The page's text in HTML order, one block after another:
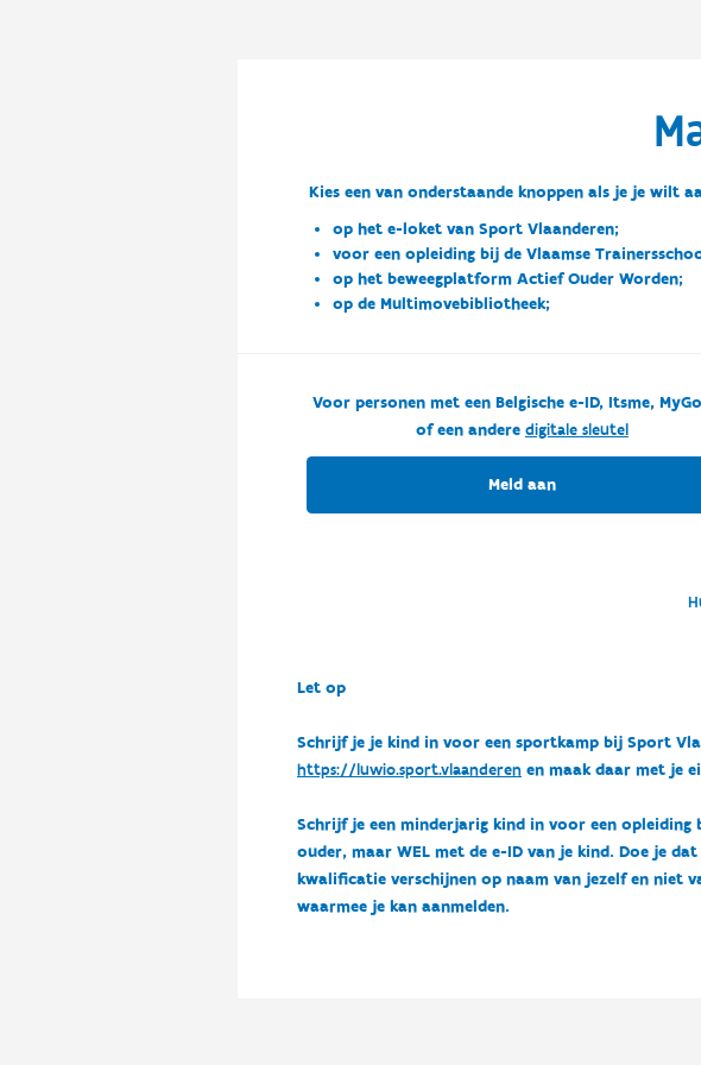
Kies een van onderstaande knoppen als je je wilt
op het e-loket van Sport Vlaanderen;
voor een opleiding bij de Vlaamse
op het beweegplatform Actief Ouder Worden;
op de Multimovebibliotheek;
Voor personen met een Belgische e-ID, Itsme,
of een andere digitale sleutel
Meld aan
Let op
Schrijf je je kind in voor een sportkamp bij Sport
https://luwio.sport.vlaanderenen maak daar met je
Schrijf je een minderjarig kind in voor een opleiding
ouder, maar WEL met de e-ID van je kind. Doe je
kwalificatie verschijnen op naam van jezelf en niet
waarmee je kan aanmelden.